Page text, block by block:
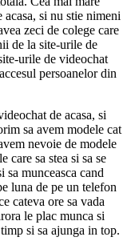
si nu stie nimeni
zeci de colege care
de la site-urile de
urile de videochat
persoanelor din
de acasa, si
sa avem modele cat
nevoie de modele
care sa stea si sa se
sa munceasca cand
luna de pe un telefon
cateva ore sa vada
le plac munca si
si sa ajunga in top.